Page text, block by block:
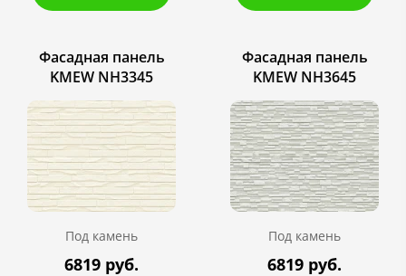
Фасадная панель
KMEW NH3345
Под камень
6819 руб.
Фасадная панель
KMEW NH3645
Под камень
6819 руб.